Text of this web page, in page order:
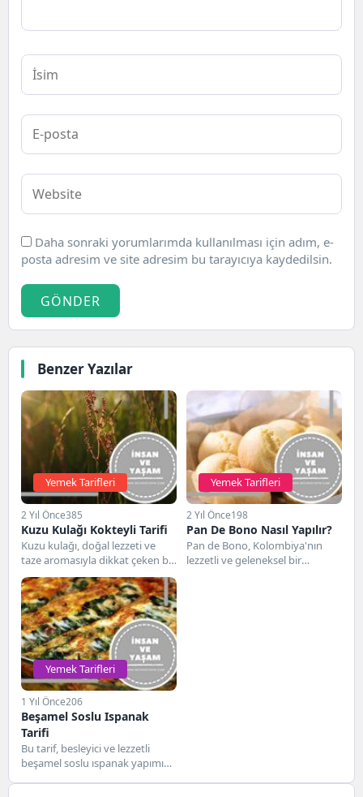
Daha sonraki yorumlarımda kullanılması için adım, e-
posta adresim ve site adresim bu tarayıcıya kaydedilsin.
GÖNDER
Benzer Yazılar
Yemek Tarifleri
2 Yıl Önce385
Kuzu Kulağı Kokteyli Tarifi
Kuzu kulağı, doğal lezzeti ve
taze aromasıyla dikkat çeken bir
bitkidir. Bu tarifte, kuzu
kulağının...
Yemek Tarifleri
2 Yıl Önce198
Pan De Bono Nasıl Yapılır?
Pan de Bono, Kolombiya'nın
lezzetli ve geleneksel bir
Yemek Tarifleri
1 Yıl Önce206
Beşamel Soslu Ispanak
Tarifi
Bu tarif, besleyici ve lezzetli
beşamel soslu ıspanak yapımını